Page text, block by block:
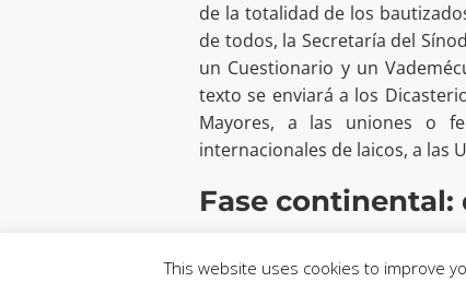
de la totalidad de los
de todos, la Secretaría del
un Cuestionario y un
texto se enviará a los
Mayores, a las uniones o
internacionales de laicos, a las
Fase
de 2023. El objetivo es
This website uses cookies to improve